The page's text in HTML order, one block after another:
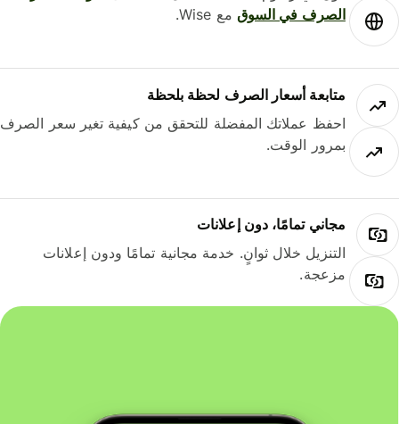
الصرف في السوقمع Wise.
متابعة أسعار الصرف لحظة بلحظة
احفظ عملاتك المفضلة للتحقق من كيفية تغير سعر الصرف
بمرور الوقت.
مجاني تمامًا، دون إعلانات
التنزيل خلال ثوانٍ. خدمة مجانية تمامًا ودون إعلانات
مزعجة.